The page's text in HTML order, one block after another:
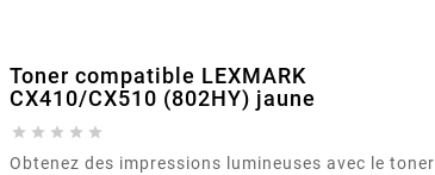
Toner compatible LEXMARK
CX410/CX510 (802HY) jaune
    
Obtenez des impressions lumineuses avec le toner